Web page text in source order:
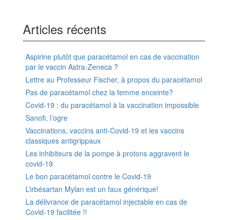
Articles récents
Aspirine plutôt que paracétamol en cas de vaccination
par le vaccin Astra-Zeneca ?
Lettre au Professeur Fischer, à propos du paracétamol
Pas de paracétamol chez la femme enceinte?
Covid-19 : du paracétamol à la vaccination impossible
Sanofi, l’ogre
Vaccinations, vaccins anti-Covid-19 et les vaccins
classiques antigrippaux
Les inhibiteurs de la pompe à protons aggravent le
covid-19
Le bon paracétamol contre le Covid-19
L’irbésartan Mylan est un faux générique!
La délivrance de paracétamol injectable en cas de
Covid-19 facilitée !!